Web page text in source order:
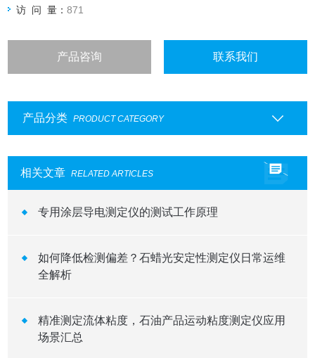
访 问 量：871
产品咨询 联系我们
产品分类 PRODUCT CATEGORY
相关文章 RELATED ARTICLES
专用涂层导电测定仪的测试工作原理
如何降低检测偏差？石蜡光安定性测定仪日常运维
全解析
精准测定流体粘度，石油产品运动粘度测定仪应用
场景汇总